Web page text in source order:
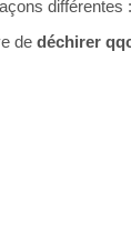
dedéchirer